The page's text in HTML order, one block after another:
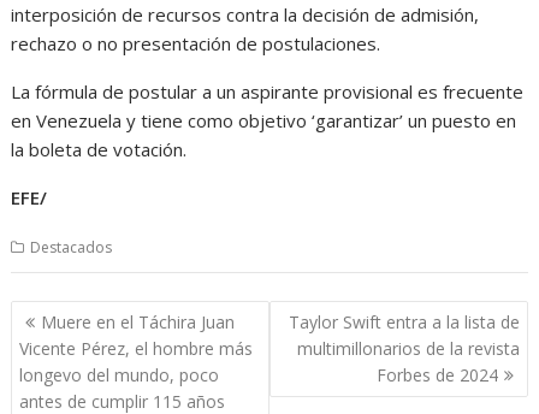
interposición de recursos contra la decisión de admisión,
rechazo o no presentación de postulaciones.
La fórmula de postular a un aspirante provisional es frecuente
en Venezuela y tiene como objetivo ‘garantizar’ un puesto en
la boleta de votación.
EFE/
Destacados
Navegación
de
entradas
Muere en el Táchira Juan
Vicente Pérez, el hombre más
longevo del mundo, poco
antes de cumplir 115 años
Taylor Swift entra a la lista de
multimillonarios de la revista
Forbes de 2024